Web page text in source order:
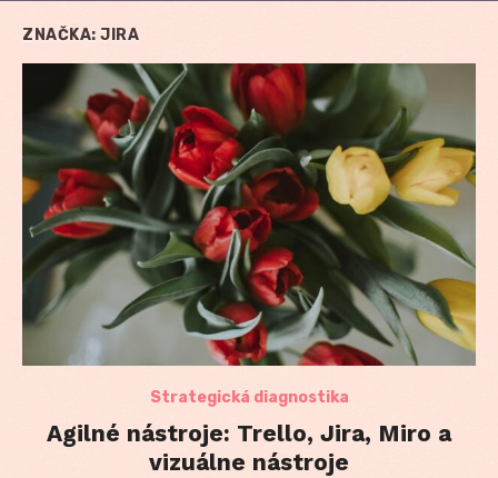
ZNAČKA: JIRA
Strategická diagnostika
Agilné nástroje: Trello, Jira, Miro a
vizuálne nástroje